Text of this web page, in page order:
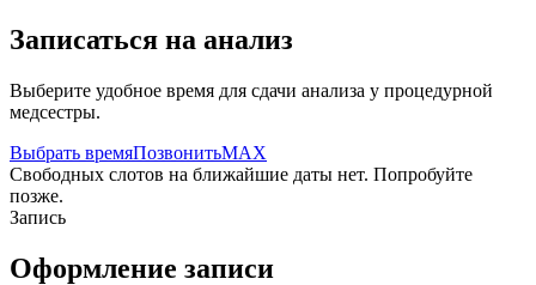
Записаться на анализ
Выберите удобное время для сдачи анализа у процедурной
медсестры.
Выбрать времяПозвонитьMAX
Свободных слотов на ближайшие даты нет. Попробуйте
позже.
Запись
Оформление записи